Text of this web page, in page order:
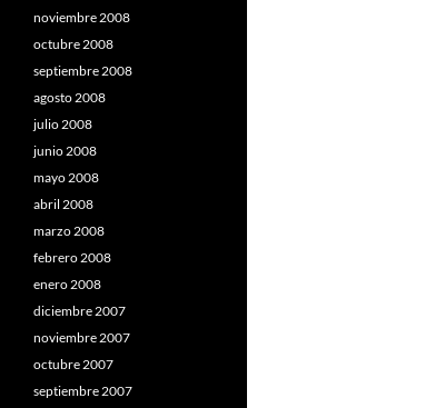
noviembre 2008
octubre 2008
septiembre 2008
agosto 2008
julio 2008
junio 2008
mayo 2008
abril 2008
marzo 2008
febrero 2008
enero 2008
diciembre 2007
noviembre 2007
octubre 2007
septiembre 2007